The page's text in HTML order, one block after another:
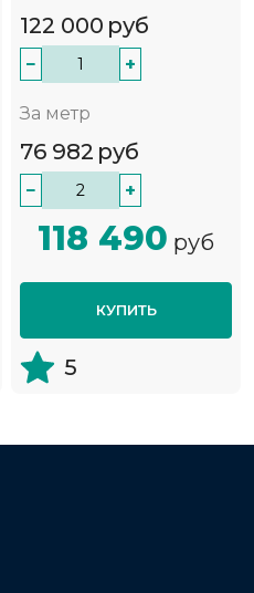
122 000 руб
− +
За метр
76 982 руб
− +
118 490 руб
КУПИТЬ
5